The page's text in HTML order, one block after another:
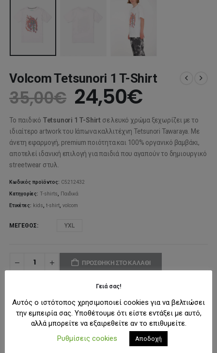
Volcom Tetsunori 1 T-Shirt
35,00€ Original
price
was:
35,00€.
24,50€Η
τιμή
είναι:
Το παιδικό Tetsunori 1 T-Shirt σε λευκό χρώμα ξεχωρίζει με το
ιδιαίτερο artwork του Ιάπωνα καλλιτέχνη Tetsunori Tawaraya. Με
άνετη εφαρμογή, premium ποιότητα και 100% οργανικό βαμβάκι,
αποτελεί ιδανική επιλογή για παιδιά που αγαπούν το δημιουργικό
streetwear στυλ.
Κωδικός προϊόντος: C5212432
Κατηγορίες: T-shirts, Παιδικά
Ετικέτες: kids,t-shirt,volcom
ΜΈΓΕΘΟΣ YXL
ΠΡΟΣΘΉΚΗ ΣΤΟ ΚΑΛΆΘΙ
Γειά σας!
Αυτός ο ιστότοπος χρησιμοποιεί cookies για να βελτιώσει
την εμπειρία σας. Υποθέτουμε ότι είστε εντάξει με αυτό,
αλλά μπορείτε να εξαιρεθείτε αν το επιθυμείτε.
Ρυθμίσεις cookies
Αποδοχή